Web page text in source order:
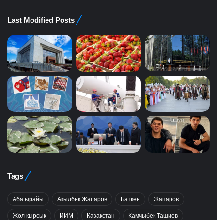
Last Modified Posts
Tags
Аба ырайы Акылбек Жапаров Баткен Жапаров
Жол кырсык ИИМ Казакстан Камчыбек Ташиев